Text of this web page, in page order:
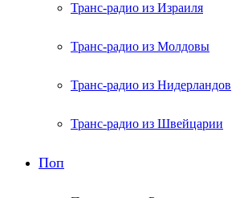
Транс-радио из Израиля
Транс-радио из Молдовы
Транс-радио из Нидерландов
Транс-радио из Швейцарии
Поп